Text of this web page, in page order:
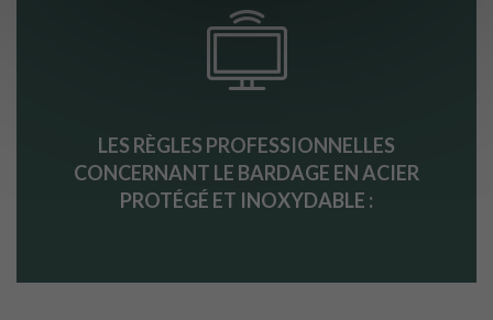
LES RÈGLES PROFESSIONNELLES
CONCERNANT LE BARDAGE EN ACIER
PROTÉGÉ ET INOXYDABLE :